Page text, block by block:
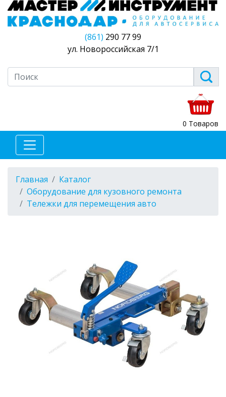
(861) 290 77 99
ул. Новороссийская 7/1
0 Товаров
Главная
Каталог
Оборудование для кузовного ремонта
Тележки для перемещения авто